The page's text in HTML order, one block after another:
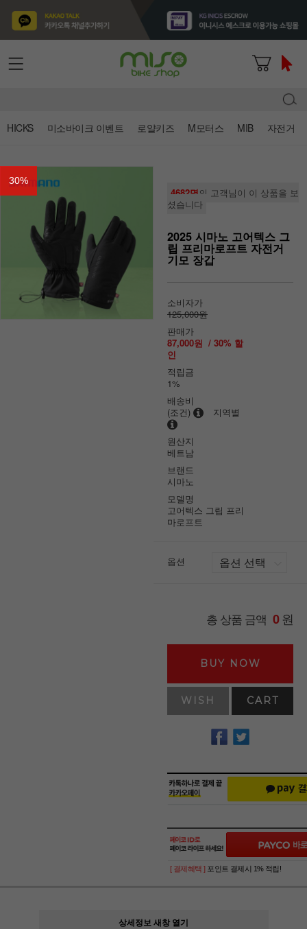
HICKS 미소바이크 이벤트 로얄키즈 M모터스 MIB 자전거
30%
4682명의 고객님이 이 상품을 보
셨습니다
2025 시마노 고어텍스 그
립 프리마로프트 자전거
기모 장갑
소비자가
125,000원
판매가
87,000원 / 30% 할
인
적립금
1%
배송비
(조건)
지역별
원산지
베트남
브랜드
시마노
모델명
고어텍스 그립 프리
마로프트
옵션
총 상품 금액 0원
BUY NOW
WISH CART
[ 결제혜택 ] 포인트 결제시 1% 적립!
상세정보 새창 열기